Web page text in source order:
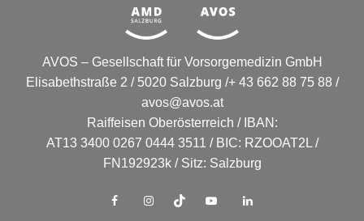
AVOS – Gesellschaft für Vorsorgemedizin GmbH
Elisabethstraße 2 / 5020 Salzburg /+ 43 662 88 75 88 /
avos@avos.at
Raiffeisen Oberösterreich / IBAN:
AT13 3400 0267 0444 3511 / BIC: RZOOAT2L /
FN192923k / Sitz: Salzburg